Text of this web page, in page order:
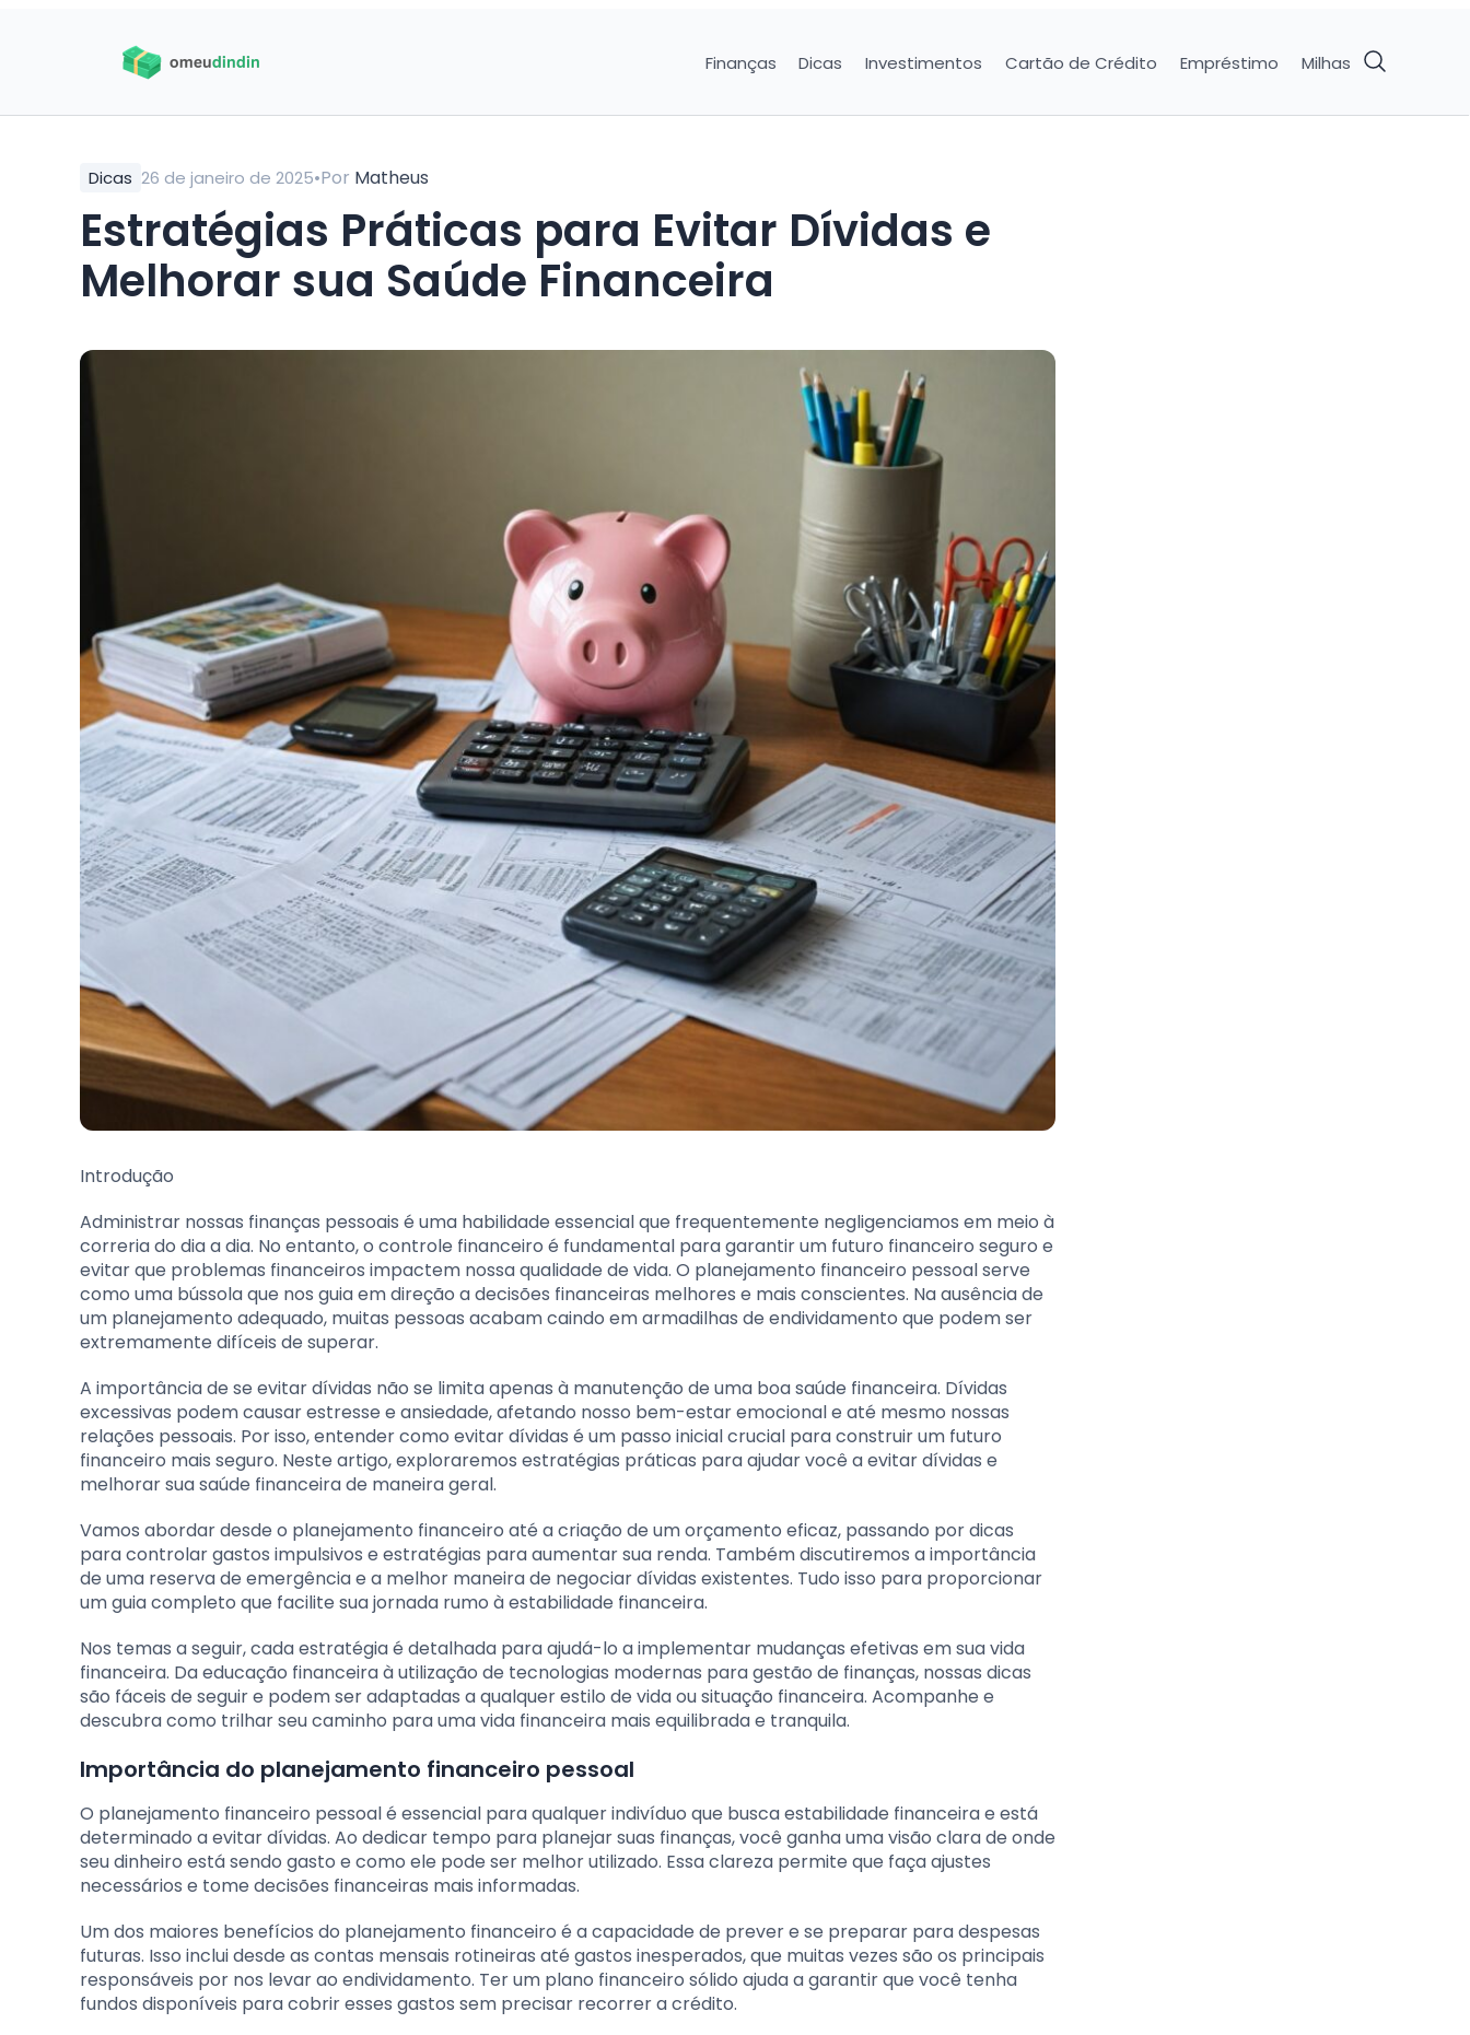
Finanças Dicas Investimentos Cartão de Crédito Empréstimo Milhas
Dicas 26 de janeiro de 2025•Por Matheus
Estratégias Práticas para Evitar Dívidas e
Melhorar sua Saúde Financeira
Introdução
Administrar nossas finanças pessoais é uma habilidade essencial que frequentemente negligenciamos em meio à
correria do dia a dia. No entanto, o controle financeiro é fundamental para garantir um futuro financeiro seguro e
evitar que problemas financeiros impactem nossa qualidade de vida. O planejamento financeiro pessoal serve
como uma bússola que nos guia em direção a decisões financeiras melhores e mais conscientes. Na ausência de
um planejamento adequado, muitas pessoas acabam caindo em armadilhas de endividamento que podem ser
extremamente difíceis de superar.
A importância de se evitar dívidas não se limita apenas à manutenção de uma boa saúde financeira. Dívidas
excessivas podem causar estresse e ansiedade, afetando nosso bem-estar emocional e até mesmo nossas
relações pessoais. Por isso, entender como evitar dívidas é um passo inicial crucial para construir um futuro
financeiro mais seguro. Neste artigo, exploraremos estratégias práticas para ajudar você a evitar dívidas e
melhorar sua saúde financeira de maneira geral.
Vamos abordar desde o planejamento financeiro até a criação de um orçamento eficaz, passando por dicas
para controlar gastos impulsivos e estratégias para aumentar sua renda. Também discutiremos a importância
de uma reserva de emergência e a melhor maneira de negociar dívidas existentes. Tudo isso para proporcionar
um guia completo que facilite sua jornada rumo à estabilidade financeira.
Nos temas a seguir, cada estratégia é detalhada para ajudá-lo a implementar mudanças efetivas em sua vida
financeira. Da educação financeira à utilização de tecnologias modernas para gestão de finanças, nossas dicas
são fáceis de seguir e podem ser adaptadas a qualquer estilo de vida ou situação financeira. Acompanhe e
descubra como trilhar seu caminho para uma vida financeira mais equilibrada e tranquila.
Importância do planejamento financeiro pessoal
O planejamento financeiro pessoal é essencial para qualquer indivíduo que busca estabilidade financeira e está
determinado a evitar dívidas. Ao dedicar tempo para planejar suas finanças, você ganha uma visão clara de onde
seu dinheiro está sendo gasto e como ele pode ser melhor utilizado. Essa clareza permite que faça ajustes
necessários e tome decisões financeiras mais informadas.
Um dos maiores benefícios do planejamento financeiro é a capacidade de prever e se preparar para despesas
futuras. Isso inclui desde as contas mensais rotineiras até gastos inesperados, que muitas vezes são os principais
responsáveis por nos levar ao endividamento. Ter um plano financeiro sólido ajuda a garantir que você tenha
fundos disponíveis para cobrir esses gastos sem precisar recorrer a crédito.